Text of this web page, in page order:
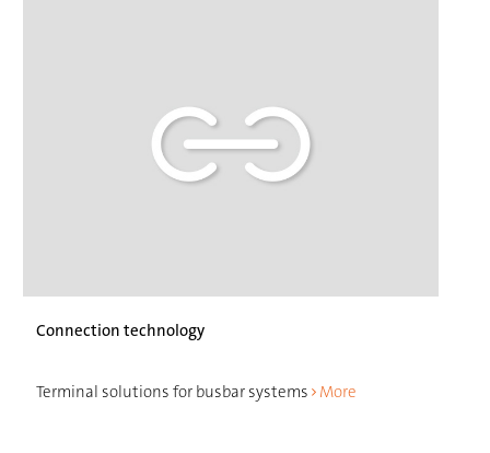
Connection technology
Terminal solutions for busbar systems More